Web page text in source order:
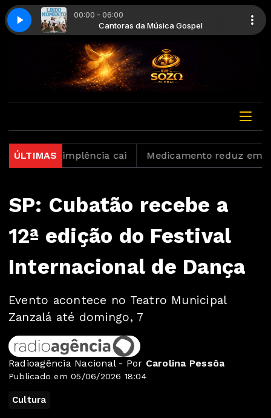
00:00 - 06:00
Cantoras da Música Gospel
Julliany Souza - Lindo Momento
ÚLTIMAS
inadimplência cai Medicamento reduz em até
SP: Cubatão recebe a
12ª edição do Festival
Internacional de Dança
Evento acontece no Teatro Municipal
Zanzalá até domingo, 7
Radioagência Nacional - Por Carolina Pessôa
Publicado em 05/06/2026 18:04
Cultura